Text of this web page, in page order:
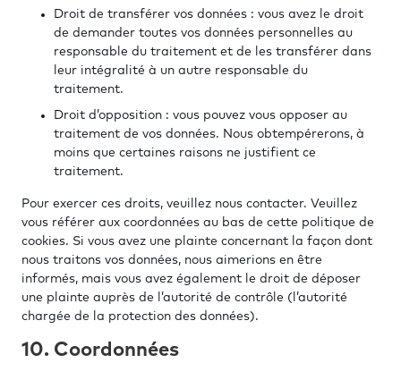
Droit de transférer vos données : vous avez le droit
de demander toutes vos données personnelles au
responsable du traitement et de les transférer dans
leur intégralité à un autre responsable du
traitement.
Droit d’opposition : vous pouvez vous opposer au
traitement de vos données. Nous obtempérerons, à
moins que certaines raisons ne justifient ce
traitement.
Pour exercer ces droits, veuillez nous contacter. Veuillez
vous référer aux coordonnées au bas de cette politique de
cookies. Si vous avez une plainte concernant la façon dont
nous traitons vos données, nous aimerions en être
informés, mais vous avez également le droit de déposer
une plainte auprès de l’autorité de contrôle (l’autorité
chargée de la protection des données).
10. Coordonnées